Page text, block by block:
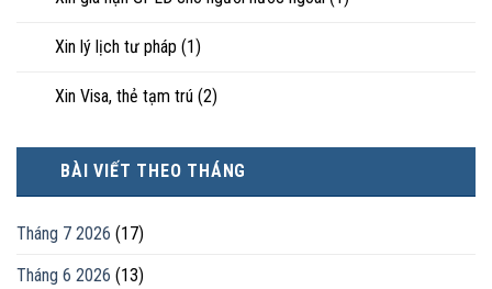
Xin lý lịch tư pháp (1)
Xin Visa, thẻ tạm trú (2)
BÀI VIẾT THEO THÁNG
Tháng 7 2026 (17)
Tháng 6 2026 (13)